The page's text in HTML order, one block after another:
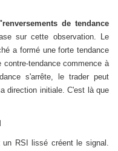
de tendance
sur cette observation. Le
a formé une forte tendance
tendance commence à
s'arrête, le trader peut
direction initiale. C'est là que
un RSI lissé créent le signal.